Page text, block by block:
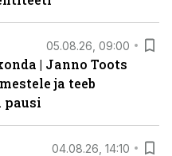
05.08.26, 09:00
| Janno Toots
ja teeb
04.08.26, 14:10